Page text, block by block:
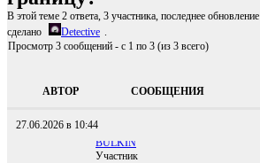
В этой теме 2 ответа, 3 участника, последнее обновление
сделано
Detective .
Просмотр 3 сообщений - с 1 по 3 (из 3 всего)
АВТОР СООБЩЕНИЯ
27.06.2026 в 10:44
BULKIN
Участник